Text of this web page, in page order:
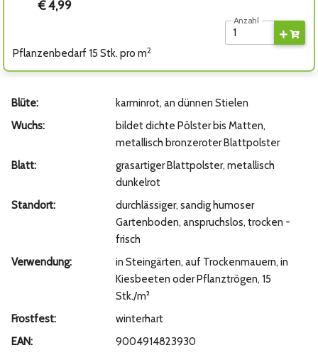
€ 4,99
Anzahl
Pflanzenbedarf 15 Stk. pro m2
Blüte:
karminrot, an dünnen Stielen
Wuchs:
bildet dichte Pölster bis Matten,
metallisch bronzeroter Blattpolster
Blatt:
grasartiger Blattpolster, metallisch
dunkelrot
Standort:
durchlässiger, sandig humoser
Gartenboden, anspruchslos, trocken -
frisch
Verwendung:
in Steingärten, auf Trockenmauern, in
Kiesbeeten oder Pflanztrögen, 15
Stk./m²
Frostfest:
winterhart
EAN:
9004914823930